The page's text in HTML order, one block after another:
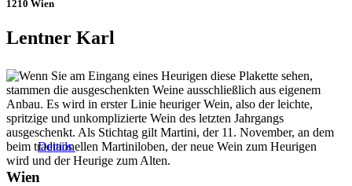
1210 Wien
Lentner Karl
Details
Wien